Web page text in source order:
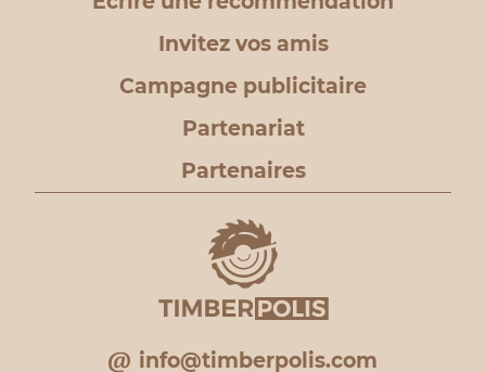
Invitez vos amis
Campagne publicitaire
Partenariat
Partenaires
info@timberpolis.com